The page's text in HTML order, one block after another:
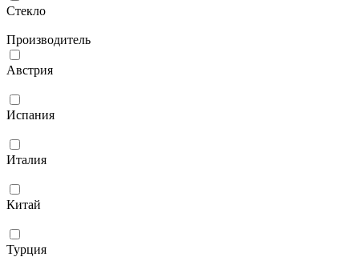
Стекло
Производитель
Австрия
Испания
Италия
Китай
Турция